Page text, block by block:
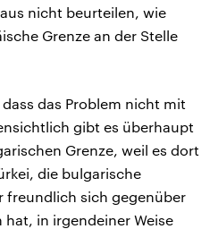
nicht beurteilen, wie
Grenze an der Stelle
das Problem nicht mit
gibt es überhaupt
Grenze, weil es dort
die bulgarische
freundlich sich gegenüber
in irgendeiner Weise